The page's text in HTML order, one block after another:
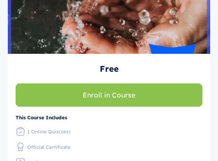
Free
Enroll in Course
This Course Includes
1 Online Quiz(zes)
Official Certificate